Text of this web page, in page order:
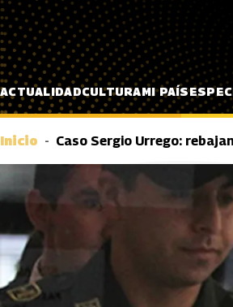
Pasar al contenido principal
ACTUALIDADCULTURAMI PAÍS
Inicio Caso Sergio Urrego: